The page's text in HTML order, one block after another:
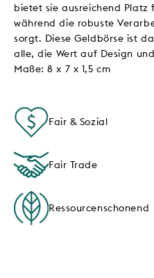
bietet sie ausreichend Platz
während die robuste
sorgt. Diese Geldbörse ist
alle, die Wert auf Design
Maße: 8 x 7 x 1,5 cm
Fair & Sozial
Fair Trade
Ressourcenschonend